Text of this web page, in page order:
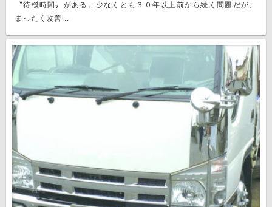
〝待機時間〟がある。少なくとも３０年以上前から続く問題だが、
まったく改善...